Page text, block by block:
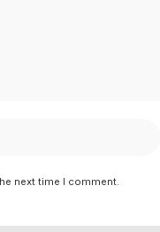
next time I comment.